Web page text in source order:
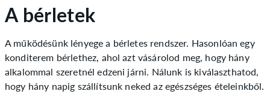
A bérletek
A működésünk lényege a bérletes rendszer. Hasonlóan egy
konditerem bérlethez, ahol azt vásárolod meg, hogy hány
alkalommal szeretnél edzeni járni. Nálunk is kiválaszthatod,
hogy hány napig szállítsunk neked az egészséges ételeinkből.